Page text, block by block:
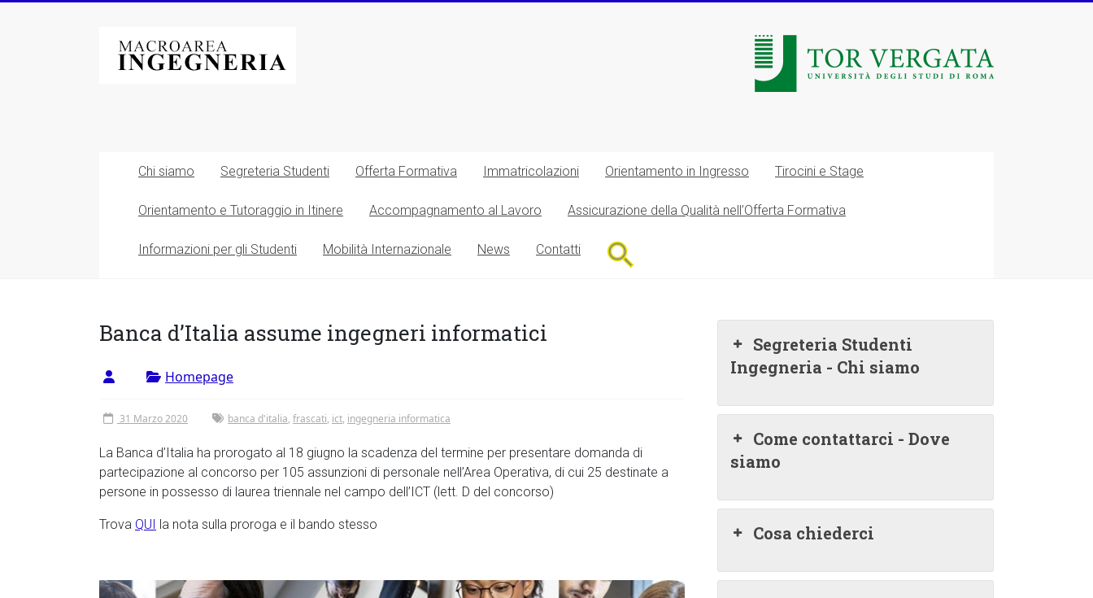
Macroarea
di
Università
degli
Studi
Tor
Vergata
Chi siamo Segreteria Studenti Offerta Formativa Immatricolazioni Orientamento in Ingresso Tirocini e Stage
Orientamento e Tutoraggio in Itinere Accompagnamento al Lavoro Assicurazione della Qualità nell’Offerta Formativa
Informazioni per gli Studenti Mobilità Internazionale News Contatti
Banca d’Italia assume ingegneri informatici
Homepage
31 Marzo 2020 banca d'italia, frascati, ict, ingegneria informatica
La Banca d’Italia ha prorogato al 18 giugno la scadenza del termine per presentare domanda di
partecipazione al concorso per 105 assunzioni di personale nell’Area Operativa, di cui 25 destinate a
persone in possesso di laurea triennale nel campo dell’ICT (lett. D del concorso)
Trova QUI la nota sulla proroga e il bando stesso
Segreteria Studenti
Ingegneria - Chi siamo
Come contattarci - Dove
siamo
Cosa chiederci